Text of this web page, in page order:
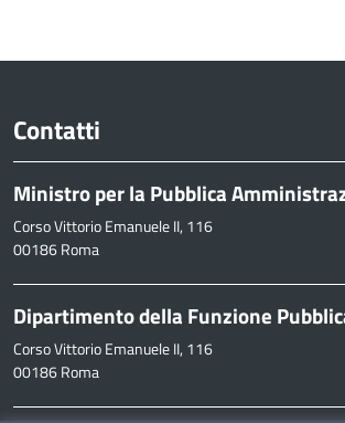
Contatti
Ministro per la Pubblica
Corso Vittorio Emanuele II, 116
00186 Roma
Dipartimento della Funzione
Corso Vittorio Emanuele II, 116
00186 Roma